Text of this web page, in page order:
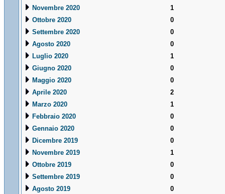
Novembre 2020
1
Ottobre 2020
0
Settembre 2020
0
Agosto 2020
0
Luglio 2020
1
Giugno 2020
0
Maggio 2020
0
Aprile 2020
2
Marzo 2020
1
Febbraio 2020
0
Gennaio 2020
0
Dicembre 2019
0
Novembre 2019
1
Ottobre 2019
0
Settembre 2019
0
Agosto 2019
0